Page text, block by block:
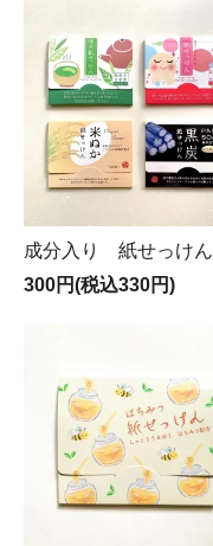
成分入り 紙せっけん
300円(税込330円)